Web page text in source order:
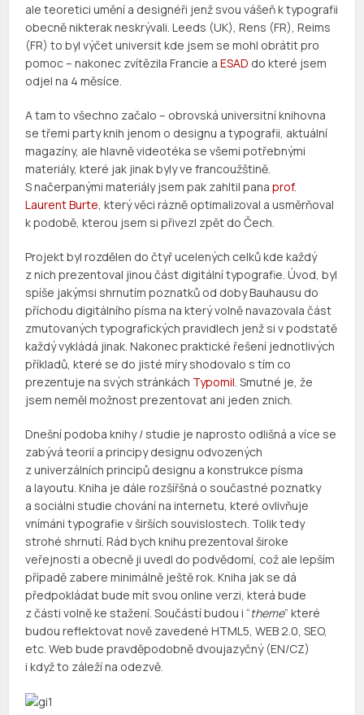
ale teoretici umění a designéři jenž svou vášeň k typografii
obecně nikterak neskrývali. Leeds (UK), Rens (FR), Reims
(FR) to byl výčet universit kde jsem se mohl obrátit pro
pomoc – nakonec zvítězila Francie aESAD do které jsem
odjel na 4 měsíce.
A tam to všechno začalo – obrovská universitní knihovna
se třemi party knih jenom o designu a typografii, aktuální
magazíny, ale hlavně videotéka se všemi potřebnými
materiály, které jak jinak byly ve francoužštině.
S načerpanými materiály jsem pak zahltil panaprof.
Laurent Burte , který věci rázně optimalizoval a usměrňoval
k podobě, kterou jsem si přivezl zpět do Čech.
Projekt byl rozdělen do čtyř ucelených celků kde každý
z nich prezentoval jinou část digitální typografie. Úvod, byl
spíše jakýmsi shrnutím poznatků od doby Bauhausu do
příchodu digitálního písma na který volně navazovala část
zmutovaných typografických pravidlech jenž si v podstatě
každý vykládá jinak. Nakonec praktické řešení jednotlivých
příkladů, které se do jisté míry shodovalo s tím co
prezentuje na svých stránkách Typomil . Smutné je, že
jsem neměl možnost prezentovat ani jeden znich.
Dnešní podoba knihy / studie je naprosto odlišná a více se
zabývá teorií a principy designu odvozených
z univerzálních principů designu a konstrukce písma
a layoutu. Kniha je dále rozšířšná o součastné poznatky
a sociálni studie chování na internetu, které ovlivňuje
vnímáni typografie v širších souvislostech. Tolik tedy
strohé shrnutí. Rád bych knihu prezentoval široke
veřejnosti a obecně ji uvedl do podvědomí, což ale lepším
případě zabere minimálně ještě rok. Kniha jak se dá
předpokládat bude mít svou online verzi, která bude
z části volně ke stažení. Součástí budou i “theme” které
budou reflektovat nově zavedené HTML5, WEB 2.0, SEO,
etc. Web bude pravděpodobně dvoujazyčný (EN/CZ)
i když to záleží na odezvě.